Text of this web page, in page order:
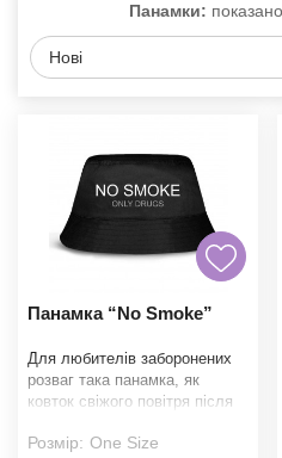
Панамки:
Нові
Панамка “No Smoke”
Для любителів заборонених
розваг така панамка, як
ковток свіжого повітря після
брати! Н
Розмір: One Size